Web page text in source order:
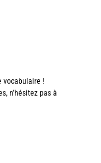
vocabulaire !
n’hésitez pas à